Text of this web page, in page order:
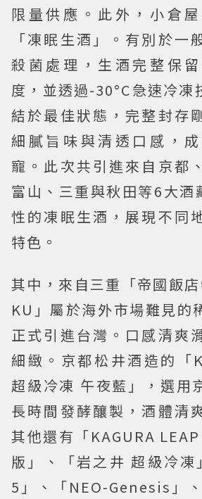
限量供應。此外，小倉
「凍眠生酒」。有別於一
殺菌處理，生酒完整保
度，並透過-30°C急速冷凍
結於最佳狀態，完整封存
細膩旨味與清透口感，
寵。此次共引進來自京都
富山、三重與秋田等6大酒
性的凍眠生酒，展現不同
特色。
其中，來自三重「帝國飯
KU」屬於海外市場難見的
正式引進台灣。口感清爽
細緻。京都松井酒造的「
超級冷凍 午夜藍」，選用
長時間發酵釀製，酒體清
其他還有「KAGURA
版」、「岩之井 超級冷凍
5」、「NEO-Genesis」